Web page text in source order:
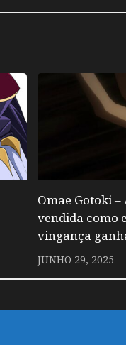
Omae Gotoki
vendida como
vingança
JUNHO 29, 2025